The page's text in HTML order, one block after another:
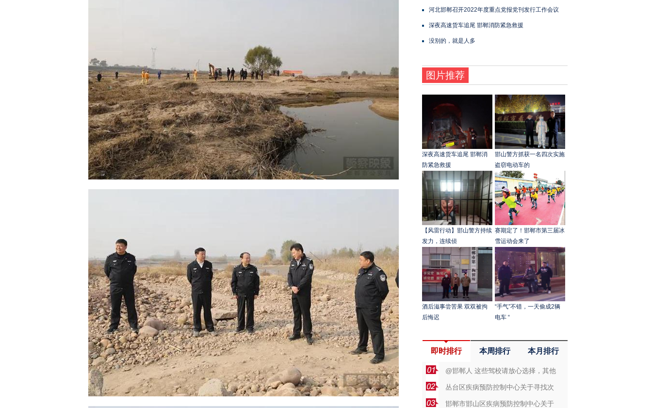
河北邯郸召开2022年度重点党报党刊发行工作会议
深夜高速货车追尾 邯郸消防紧急救援
没别的，就是人多
图片推荐
深夜高速货车追尾 邯郸消
防紧急救援
邯山警方抓获一名四次实施
盗窃电动车的
【风雷行动】邯山警方持续
发力，连续侦
赛期定了！邯郸市第三届冰
雪运动会来了
酒后滋事尝苦果 双双被拘
后悔迟
“手气”不错，一天偷成2辆
电车 “
即时排行 本周排行 本月排行
@邯郸人 这些驾校请放心选择，其他
丛台区疾病预防控制中心关于寻找次
邯郸市邯山区疾病预防控制中心关于